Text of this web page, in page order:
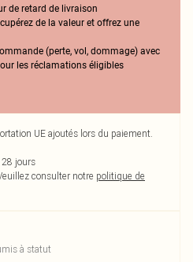
de retard de livraison
de la valeur et offrez une
(perte, vol, dommage) avec
les réclamations éligibles
UE ajoutés lors du paiement.
28 jours
consulter notre politique de
à statut